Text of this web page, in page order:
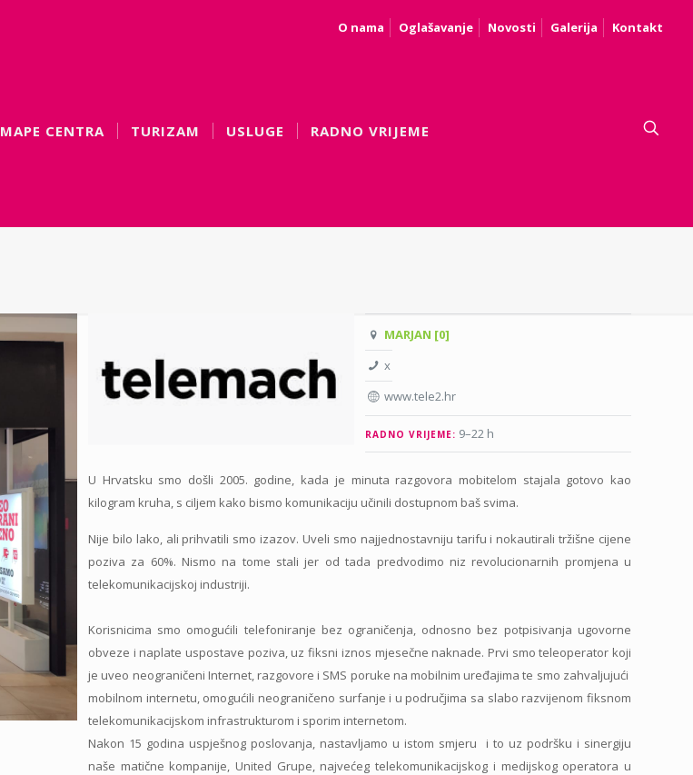
O nama Oglašavanje Novosti Galerija Kontakt
MAPE CENTRA TURIZAM USLUGE RADNO VRIJEME
MARJAN [0]
x
www.tele2.hr
RADNO VRIJEME: 9–22 h
U Hrvatsku smo došli 2005. godine, kada je minuta razgovora mobitelom stajala gotovo kao
kilogram kruha, s ciljem kako bismo komunikaciju učinili dostupnom baš svima.
Nije bilo lako, ali prihvatili smo izazov. Uveli smo najjednostavniju tarifu i nokautirali tržišne cijene
poziva za 60%. Nismo na tome stali jer od tada predvodimo niz revolucionarnih promjena u
telekomunikacijskoj industriji.
Korisnicima smo omogućili telefoniranje bez ograničenja, odnosno bez potpisivanja ugovorne
obveze i naplate uspostave poziva, uz fiksni iznos mjesečne naknade. Prvi smo teleoperator koji
je uveo neograničeni Internet, razgovore i SMS poruke na mobilnim uređajima te smo zahvaljujući
mobilnom internetu, omogućili neograničeno surfanje i u područjima sa slabo razvijenom fiksnom
telekomunikacijskom infrastrukturom i sporim internetom.
Nakon 15 godina uspješnog poslovanja, nastavljamo u istom smjeru i to uz podršku i sinergiju
naše matične kompanije, United Grupe, najvećeg telekomunikacijskog i medijskog operatora u